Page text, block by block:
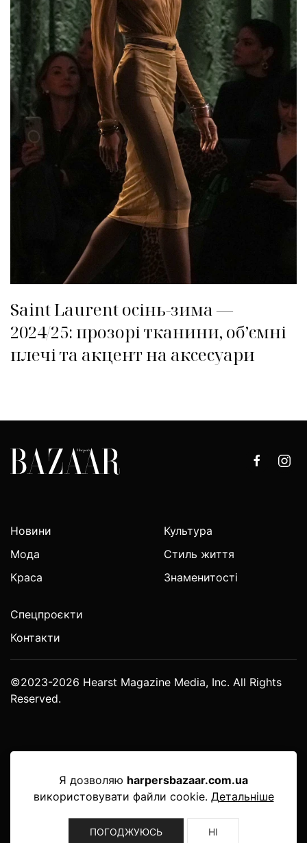
Saint Laurent осінь-зима —
2024/25: прозорі тканини, об’ємні
плечі та акцент на аксесуари
Я дозволяю harpersbazaar.com.ua
використовувати файли cookie. Детальніше
ПОГОДЖУЮСЬ НІ
Новини
Мода
Краса
Культура
Стиль життя
Знаменитості
Спецпроєкти
Контакти
©2023-2026 Hearst Magazine Media, Inc. All Rights
Reserved.